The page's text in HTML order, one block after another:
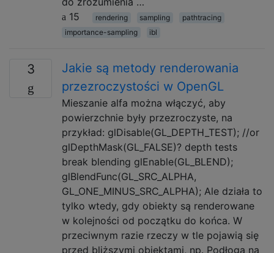
15
rendering sampling
pathtracing
importance-sampling
ibl
3
Jakie są metody renderowania
przezroczystości w OpenGL
Mieszanie alfa można włączyć, aby
powierzchnie były przezroczyste, na
przykład: glDisable(GL_DEPTH_TEST); //or
glDepthMask(GL_FALSE)? depth tests
break blending glEnable(GL_BLEND);
glBlendFunc(GL_SRC_ALPHA,
GL_ONE_MINUS_SRC_ALPHA); Ale działa to
tylko wtedy, gdy obiekty są renderowane
w kolejności od początku do końca. W
przeciwnym razie rzeczy w tle pojawią się
przed bliższymi obiektami, np. Podłoga na